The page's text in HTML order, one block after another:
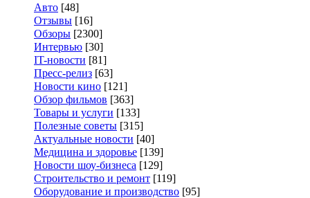
Авто [48]
Отзывы [16]
Обзоры [2300]
Интервью [30]
IT-новости [81]
Пресс-релиз [63]
Новости кино [121]
Обзор фильмов [363]
Товары и услуги [133]
Полезные советы [315]
Актуальные новости [40]
Медицина и здоровье [139]
Новости шоу-бизнеса [129]
Строительство и ремонт [119]
Оборудование и производство [95]